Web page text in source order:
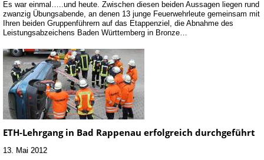
Es war einmal…..und heute. Zwischen diesen beiden Aussagen liegen rund
zwanzig Übungsabende, an denen 13 junge Feuerwehrleute gemeinsam mit
Ihren beiden Gruppenführern auf das Etappenziel, die Abnahme des
Leistungsabzeichens Baden Württemberg in Bronze…
ETH-Lehrgang in Bad Rappenau erfolgreich durchgeführt
13. Mai 2012